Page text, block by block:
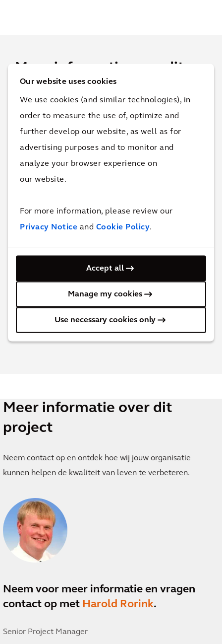
Our website uses cookies
We use cookies (and similar technologies), in
order to measure the use of, optimize and
further develop our website, as well as for
advertising purposes and to monitor and
analyze your browser experience on
our website.
For more information, please review our
Privacy Notice and Cookie Policy.
Accept all
Manage my cookies
Use necessary cookies only
Meer informatie over dit
project
Neem contact op en ontdek hoe wij jouw organisatie
kunnen helpen de kwaliteit van leven te verbeteren.
voor meer informatie en vragen.
Senior Project Manager
Contact Harold
Meer informatie over dit
project
Neem contact op en ontdek hoe wij jouw organisatie
kunnen helpen de kwaliteit van leven te verbeteren.
Neem voor meer informatie en vragen
contact op met Harold Rorink.
Senior Project Manager